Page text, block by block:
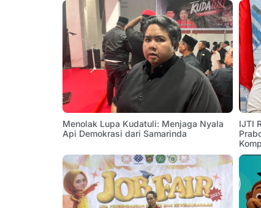
Menolak Lupa Kudatuli: Menjaga Nyala
Api Demokrasi dari Samarinda
IJTI